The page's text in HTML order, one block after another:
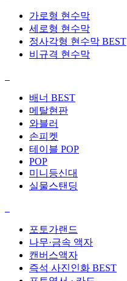
가로형 현수막
세로형 현수막
정사각형 현수막 BEST
비규격 현수막
배너 BEST
메탈현판
와블러
손피켓
테이블 POP
POP
미니등신대
실물스탠딩
포토가랜드
나무·금속 액자
캔버스액자
즉석 사진인화 BEST